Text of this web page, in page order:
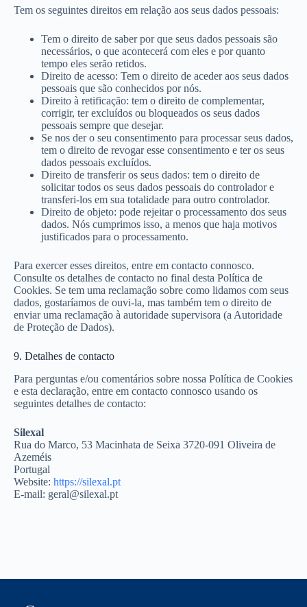
Tem os seguintes direitos em relação aos seus dados pessoais:
Tem o direito de saber por que seus dados pessoais são
necessários, o que acontecerá com eles e por quanto
tempo eles serão retidos.
Direito de acesso: Tem o direito de aceder aos seus dados
pessoais que são conhecidos por nós.
Direito à retificação: tem o direito de complementar,
corrigir, ter excluídos ou bloqueados os seus dados
pessoais sempre que desejar.
Se nos der o seu consentimento para processar seus dados,
tem o direito de revogar esse consentimento e ter os seus
dados pessoais excluídos.
Direito de transferir os seus dados: tem o direito de
solicitar todos os seus dados pessoais do controlador e
transferi-los em sua totalidade para outro controlador.
Direito de objeto: pode rejeitar o processamento dos seus
dados. Nós cumprimos isso, a menos que haja motivos
justificados para o processamento.
Para exercer esses direitos, entre em contacto connosco.
Consulte os detalhes de contacto no final desta Política de
Cookies. Se tem uma reclamação sobre como lidamos com seus
dados, gostaríamos de ouvi-la, mas também tem o direito de
enviar uma reclamação à autoridade supervisora (a Autoridade
de Proteção de Dados).
9. Detalhes de contacto
Para perguntas e/ou comentários sobre nossa Política de Cookies
e esta declaração, entre em contacto connosco usando os
seguintes detalhes de contacto:
Silexal
Rua do Marco, 53 Macinhata de Seixa 3720-091 Oliveira de
Azeméis
Portugal
Website: https://silexal.pt
E-mail: geral@silexal.pt